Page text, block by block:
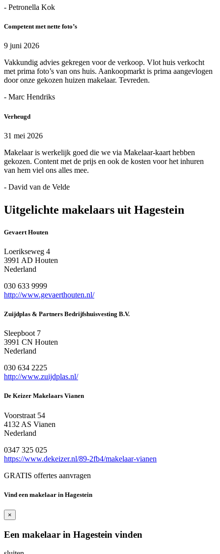
- Petronella Kok
Competent met nette foto’s
9 juni 2026
Vakkundig advies gekregen voor de verkoop. Vlot huis verkocht
met prima foto’s van ons huis. Aankoopmarkt is prima aangevlogen
door onze gekozen huizen makelaar. Tevreden.
- Marc Hendriks
Verheugd
31 mei 2026
Makelaar is werkelijk goed die we via Makelaar-kaart hebben
gekozen. Content met de prijs en ook de kosten voor het inhuren
van hem viel ons alles mee.
- David van de Velde
Uitgelichte makelaars uit Hagestein
Gevaert Houten
Loerikseweg 4
3991 AD Houten
Nederland
030 633 9999
http://www.gevaerthouten.nl/
Zuijdplas & Partners Bedrijfshuisvesting B.V.
Sleepboot 7
3991 CN Houten
Nederland
030 634 2225
http://www.zuijdplas.nl/
De Keizer Makelaars Vianen
Voorstraat 54
4132 AS Vianen
Nederland
0347 325 025
https://www.dekeizer.nl/89-2fb4/makelaar-vianen
GRATIS offertes aanvragen
Vind een makelaar in Hagestein
×
Een makelaar in Hagestein vinden